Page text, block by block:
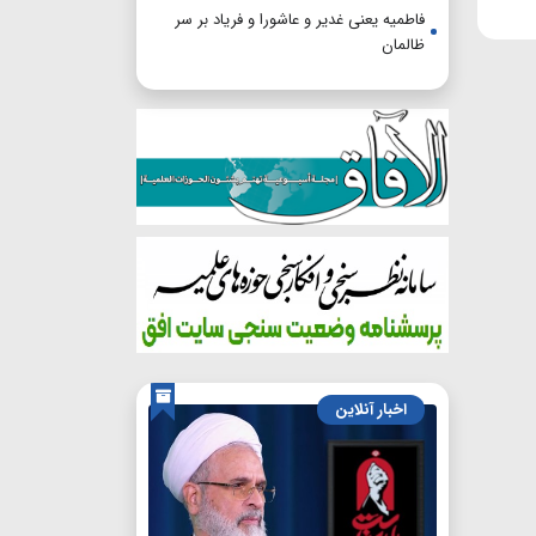
فاطمیه یعنی غدیر و عاشورا و فریاد بر سر
ظالمان
اخبار آنلاین